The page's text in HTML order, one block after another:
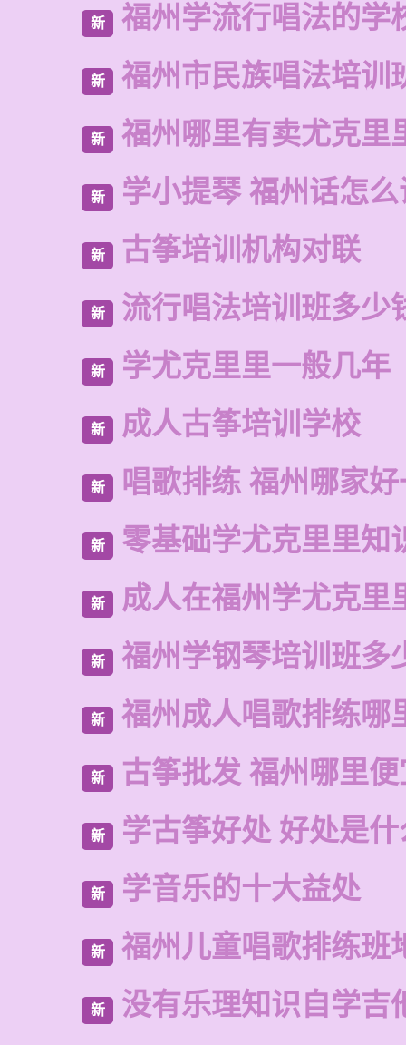
新 福州学流行唱法的学
新 福州市民族唱法培训
新 福州哪里有卖尤克里
新 学小提琴 福州话怎
新 古筝培训机构对联
新 流行唱法培训班多少
新 学尤克里里一般几年
新 成人古筝培训学校
新 唱歌排练 福州哪家
新 零基础学尤克里里知
新 成人在福州学尤克里
新 福州学钢琴培训班多
新 福州成人唱歌排练哪
新 古筝批发 福州哪里
新 学古筝好处 好处是什
新 学音乐的十大益处
新 福州儿童唱歌排练班
新 没有乐理知识自学吉